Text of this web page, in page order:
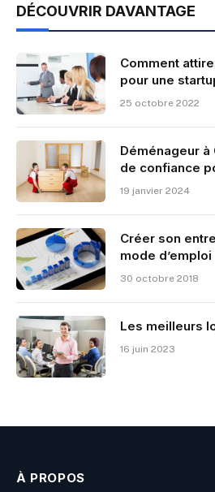
DÉCOUVRIR DAVANTAGE
Comment
pour une
25 octobre 2022
Déménageur à
de confiance
19 janvier 2024
Créer son
mode d’emploi
30 octobre 2018
Les meilleurs
16 juin 2023
À PROPOS